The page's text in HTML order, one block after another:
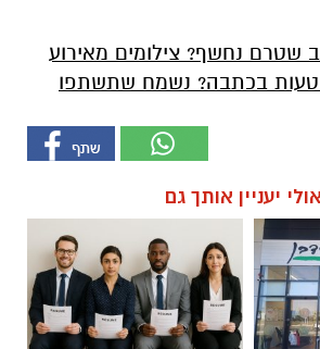
שטרם נחשף? צילומים מאירוע
בכתבה? נשמח שתשתפו
אולי יעניין אותך גם